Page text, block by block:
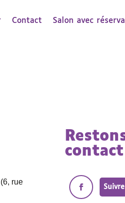
Contact Salon avec
rue
contact
Suivre